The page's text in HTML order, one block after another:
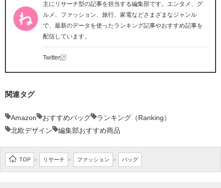
主にリサーチ型の記事を担当する編集部です。エンタメ、グ
ルメ、ファッション、旅行、家電などさまざまなジャンル
で、最新のデータを使ったランキング記事やおすすめ記事を
配信しています。
Twitter
関連タグ
Amazon おすすめバッグ
ランキング（Ranking）
北欧デザイン
編集部おすすめ商品
TOP > リサーチ > ファッション > バッグ